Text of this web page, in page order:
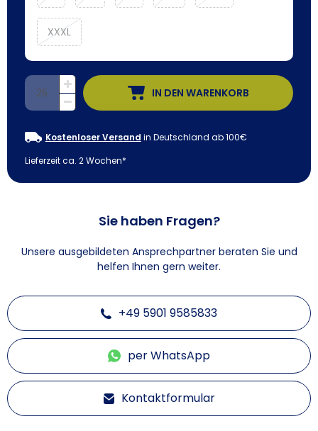
XXXL
IN DEN WARENKORB
Kostenloser Versand in Deutschland ab 100€
Lieferzeit ca. 2 Wochen*
Sie haben Fragen?
Unsere ausgebildeten Ansprechpartner beraten Sie und
helfen Ihnen gern weiter.
+49 5901 9585833
per WhatsApp
Kontaktformular